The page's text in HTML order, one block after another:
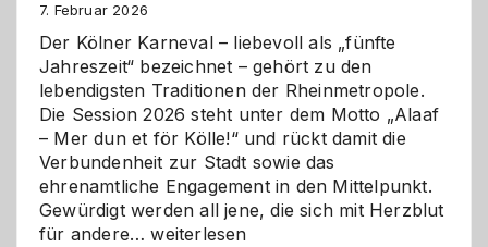
7. Februar 2026
Der Kölner Karneval – liebevoll als „fünfte
Jahreszeit“ bezeichnet – gehört zu den
lebendigsten Traditionen der Rheinmetropole.
Die Session 2026 steht unter dem Motto „Alaaf
– Mer dun et för Kölle!“ und rückt damit die
Verbundenheit zur Stadt sowie das
ehrenamtliche Engagement in den Mittelpunkt.
Gewürdigt werden all jene, die sich mit Herzblut
für andere…Kölner
weiterlesen